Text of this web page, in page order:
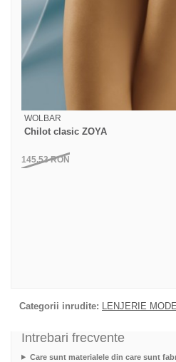
WOLBAR
Chilot clasic ZOYA
145,53RON
Categorii inrudite: LENJERIE
Intrebari frecvente
Care sunt materialele din care sunt